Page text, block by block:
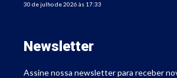
30 de julho de 2026 às 17:33
Newsletter
Assine nossa newsletter para receber